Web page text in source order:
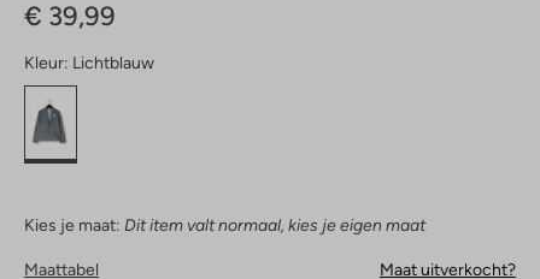
€ 39,99
Kleur: Lichtblauw
Kies je maat: Dit item valt normaal, kies je eigen maat
Maattabel Maat uitverkocht?